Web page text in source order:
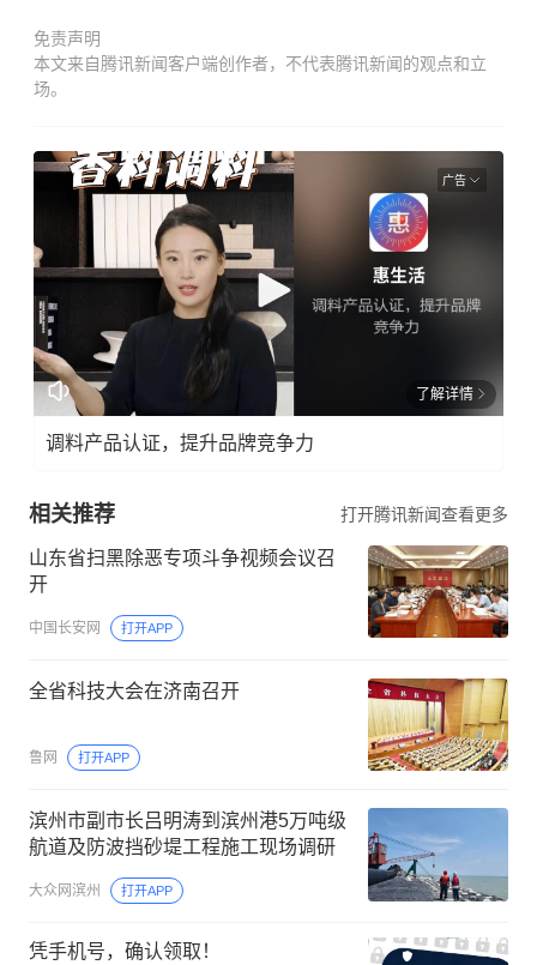
免责声明
本文来自腾讯新闻客户端创作者，不代表腾讯新闻的观点和立
场。
广告
了解详情
调料产品认证，提升品牌竞争力
相关推荐 打开腾讯新闻查看更多
山东省扫黑除恶专项斗争视频会议召
开
中国长安网 打开APP
全省科技大会在济南召开
鲁网 打开APP
滨州市副市长吕明涛到滨州港5万吨级
航道及防波挡砂堤工程施工现场调研
大众网滨州 打开APP
凭手机号，确认领取！